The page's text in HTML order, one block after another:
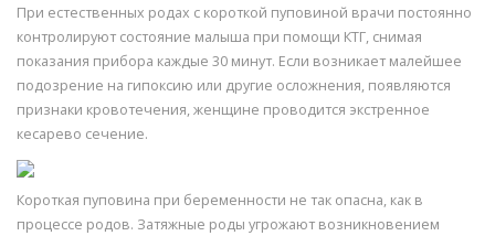
При естественных родах с короткой пуповиной врачи постоянно
контролируют состояние малыша при помощи КТГ, снимая
показания прибора каждые 30 минут. Если возникает малейшее
подозрение на гипоксию или другие осложнения, появляются
признаки кровотечения, женщине проводится экстренное
кесарево сечение.
Короткая пуповина при беременности не так опасна, как в
процессе родов. Затяжные роды угрожают возникновением